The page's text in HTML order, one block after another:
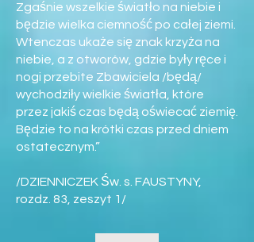
Zgaśnie wszelkie światło na niebie i
będzie wielka ciemność po całej ziemi.
Wtenczas ukaże się znak krzyża na
niebie, a z otworów, gdzie były ręce i
nogi przebite Zbawiciela /będą/
wychodziły wielkie światła, które
przez jakiś czas będą oświecać ziemię.
Będzie to na krótki czas przed dniem
ostatecznym.”
/DZIENNICZEK Św. s. FAUSTYNY,
rozdz. 83, zeszyt 1/